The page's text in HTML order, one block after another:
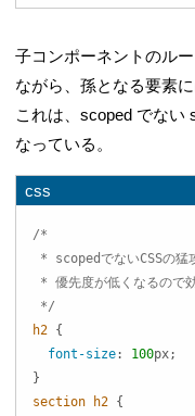
子コンポーネントのル
ながら、孫となる要素
これは、scoped でない
なっている。
css
/*
* scopedでないCSSの猛
* 優先度が低くなるので
*/
h2 {
font-size: 100px;
}
section h2 {